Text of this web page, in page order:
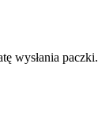
wysłania paczki.